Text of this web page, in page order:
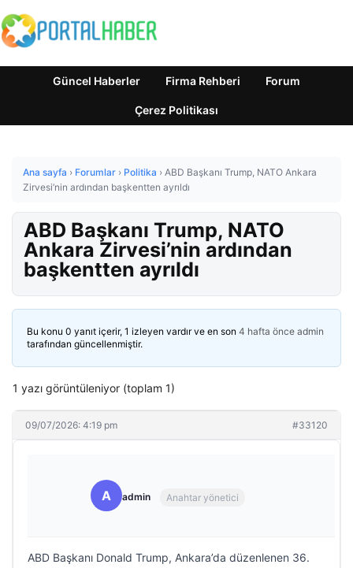
Güncel Haberler Firma Rehberi Forum
Çerez Politikası
Ana sayfa › Forumlar › Politika › ABD Başkanı Trump, NATO Ankara
Zirvesi’nin ardından başkentten ayrıldı
ABD Başkanı Trump, NATO
Ankara Zirvesi’nin ardından
başkentten ayrıldı
Bu konu 0 yanıt içerir, 1 izleyen vardır ve en son 4 hafta önce admin
tarafından güncellenmiştir.
1 yazı görüntüleniyor (toplam 1)
09/07/2026: 4:19 pm #33120
A admin Anahtar yönetici
ABD Başkanı Donald Trump, Ankara’da düzenlenen 36.⁠